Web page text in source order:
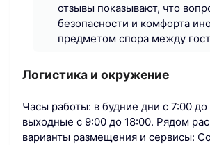
отзывы показывают, что
безопасности и комфорта
предметом спора между
Логистика и окружение
Часы работы: в будние дни с 7:00 до
выходные с 9:00 до 18:00. Рядом
варианты размещения и сервисы: